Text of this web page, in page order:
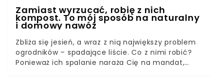
Zamiast wyrzucać, robię z nich
kompost. To mój sposób na naturalny
i domowy nawóz
Zbliża się jesień, a wraz z nią największy problem
ogrodników – spadające liście. Co z nimi robić?
Ponieważ ich spalanie naraża Cię na mandat,